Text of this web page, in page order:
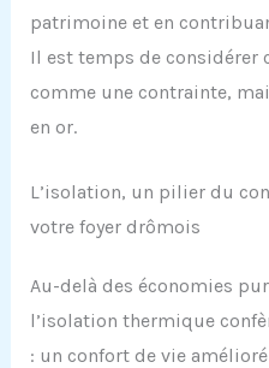
patrimoine et en
Il est temps de considérer
comme une contrainte,
en or.
L’isolation, un pilier du
votre foyer drômois
Au-delà des économies
l’isolation thermique
: un confort de vie